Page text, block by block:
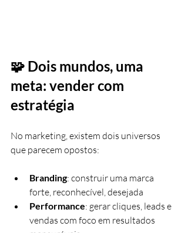
🧩 Dois mundos, uma
meta: vender com
estratégia
No marketing, existem dois universos
que parecem opostos:
Branding: construir uma marca
forte, reconhecível, desejada
Performance: gerar cliques, leads e
vendas com foco em resultados